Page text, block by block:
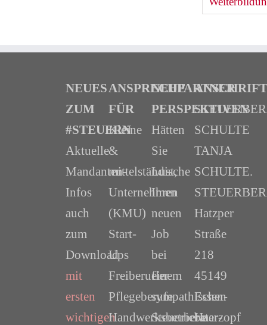
NEUES
ZUM
#STEUERN
Aktuelle
Mandanten-
Infos
auch
zum
Download
mit
ersten
wichtigen
ANSPRECHPARTNER
FÜR
Kleine
&
mittelständische
Unternehmen
(KMU)
Start-
Ups
Freiberufler
Pflegeberufe
Handwerksbetriebe
NEUE
PERSPEKTIVEN
Hätten
Sie
Lust,
Ihren
neuen
Job
bei
einem
sympathischen
Steuerberater-
ANSCHRIFT
SCHULTE
TANJA
SCHULTE.
Hatzper
Straße
218
45149
Essen-
Haarzopf